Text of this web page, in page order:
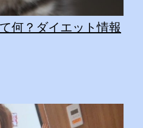
何？ダイエット情報